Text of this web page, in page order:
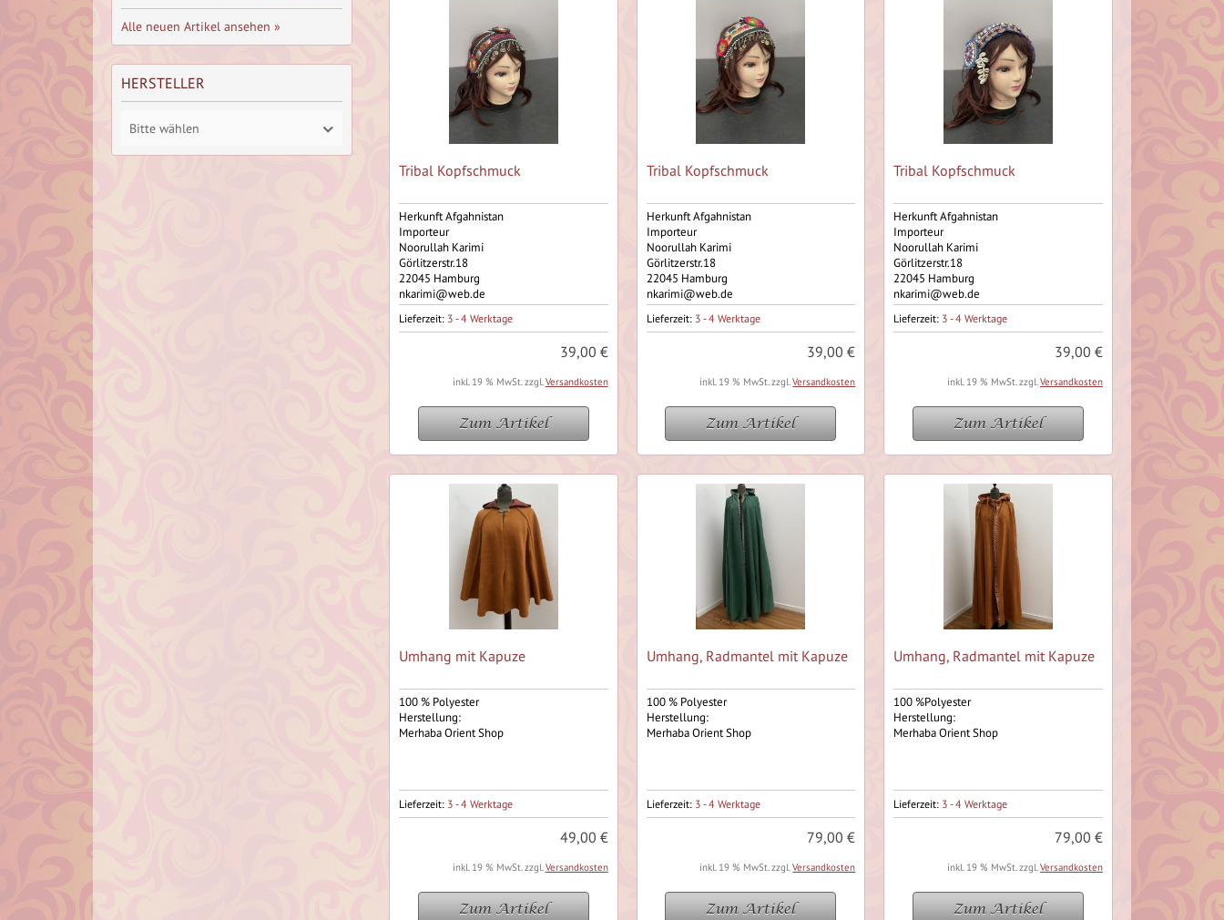
Tribal Kopfschmuck
Herkunft Afgahnistan
Importeur
Noorullah Karimi
Görlitzerstr.18
22045 Hamburg
nkarimi@web.de
Lieferzeit: 3 - 4 Werktage
39,00 €
inkl. 19 % MwSt. zzgl.Versandkosten
Zum Artikel
Tribal Kopfschmuck
Herkunft Afgahnistan
Importeur
Noorullah Karimi
Görlitzerstr.18
22045 Hamburg
nkarimi@web.de
Lieferzeit: 3 - 4 Werktage
39,00 €
inkl. 19 % MwSt. zzgl.Versandkosten
Zum Artikel
Tribal Kopfschmuck
Herkunft Afgahnistan
Importeur
Noorullah Karimi
Görlitzerstr.18
22045 Hamburg
nkarimi@web.de
Lieferzeit: 3 - 4 Werktage
39,00 €
inkl. 19 % MwSt. zzgl.Versandkosten
Zum Artikel
Umhang mit Kapuze
100 % Polyester
Herstellung:
Merhaba Orient Shop
Lieferzeit: 3 - 4 Werktage
49,00 €
inkl. 19 % MwSt. zzgl.Versandkosten
Zum Artikel
Umhang, Radmantel mit Kapuze
100 % Polyester
Herstellung:
Merhaba Orient Shop
Lieferzeit: 3 - 4 Werktage
79,00 €
inkl. 19 % MwSt. zzgl.Versandkosten
Zum Artikel
Umhang, Radmantel mit Kapuze
100 %Polyester
Herstellung:
Merhaba Orient Shop
Lieferzeit: 3 - 4 Werktage
79,00 €
inkl. 19 % MwSt. zzgl.Versandkosten
Zum Artikel
Alle neuen Artikel ansehen »
HERSTELLER
Bitte wählen